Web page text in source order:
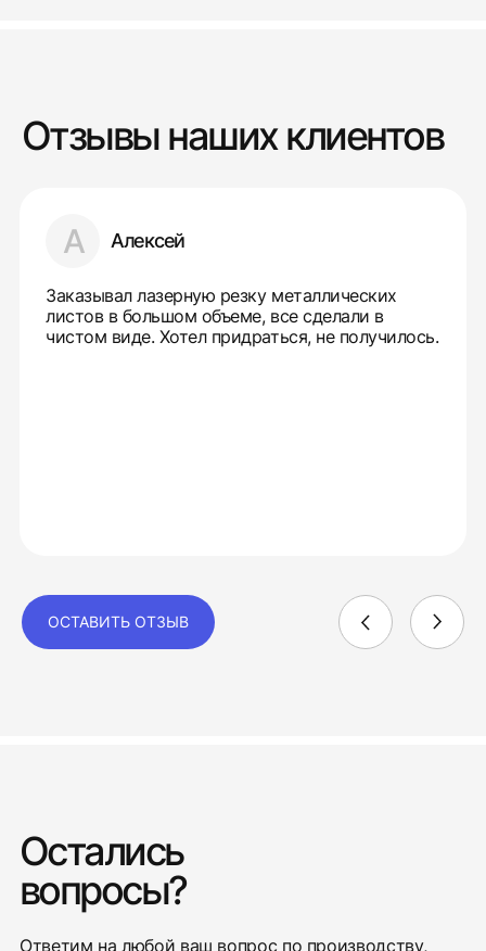
Отзывы наших клиентов
А Алексей
Заказывал лазерную резку металлических
листов в большом объеме, все сделали в
чистом виде. Хотел придраться, не получилось.
ОСТАВИТЬ ОТЗЫВ
Остались
вопросы?
Ответим на любой ваш вопрос по производству,